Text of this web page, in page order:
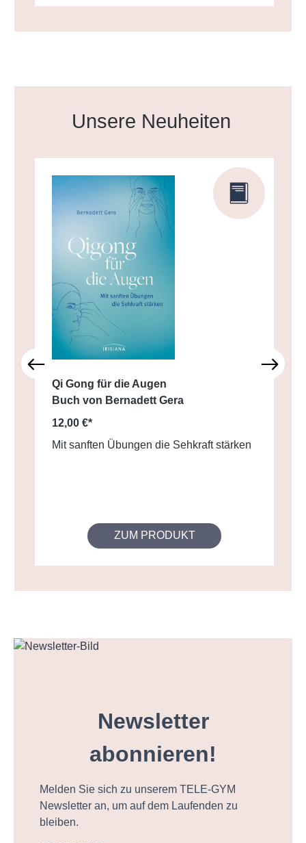
Produktgalerie überspringen
Unsere Neuheiten
Qi Gong für die Augen
Buch von Bernadett Gera
12,00 €*
Mit sanften Übungen die Sehkraft stärken
ZUM PRODUKT
Newsletter
abonnieren!
Melden Sie sich zu unserem TELE-GYM
Newsletter an, um auf dem Laufenden zu
bleiben.